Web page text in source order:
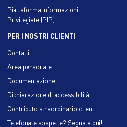
Piattaforma Informazioni
Privilegiate (PIP)
PER I NOSTRI CLIENTI
Contatti
Area personale
Documentazione
Dichiarazione di accessibilità
Contributo straordinario clienti
Telefonate sospette? Segnala qui!